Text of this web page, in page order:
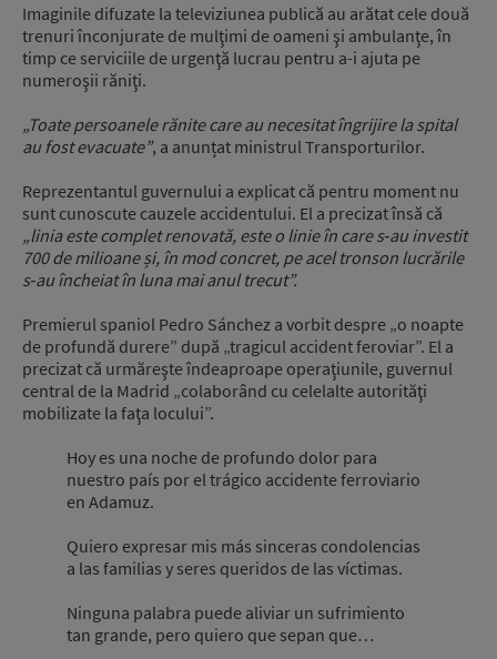
Imaginile difuzate la televiziunea publică au arătat cele două
trenuri înconjurate de mulţimi de oameni şi ambulanţe, în
timp ce serviciile de urgenţă lucrau pentru a-i ajuta pe
numeroşii răniţi.
„Toate persoanele rănite care au necesitat îngrijire la spital
au fost evacuate”, a anunțat ministrul Transporturilor.
Reprezentantul guvernului a explicat că pentru moment nu
sunt cunoscute cauzele accidentului. El a precizat însă că
„linia este complet renovată, este o linie în care s‑au investit
700 de milioane și, în mod concret, pe acel tronson lucrările
s‑au încheiat în luna mai anul trecut”.
Premierul spaniol Pedro Sánchez a vorbit despre „o noapte
de profundă durere” după „tragicul accident feroviar”. El a
precizat că urmăreşte îndeaproape operaţiunile, guvernul
central de la Madrid „colaborând cu celelalte autorităţi
mobilizate la faţa locului”.
Hoy es una noche de profundo dolor para
nuestro país por el trágico accidente ferroviario
en Adamuz.
Quiero expresar mis más sinceras condolencias
a las familias y seres queridos de las víctimas.
Ninguna palabra puede aliviar un sufrimiento
tan grande, pero quiero que sepan que…